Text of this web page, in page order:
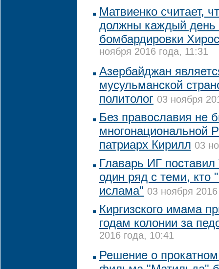
Матвиенко считает,
должны каждый день
бомбардировки
ноября 2016 года, 11:31
Азербайджан
мусульманской
политолог 03 ноября
Без православия не
многонациональной
патриарх Кирилл 03
Главарь ИГ
один ряд с теми, кто
ислама" 03 ноября
Киргизского имама
годам колонии за
2016 года, 10:41
Решение о